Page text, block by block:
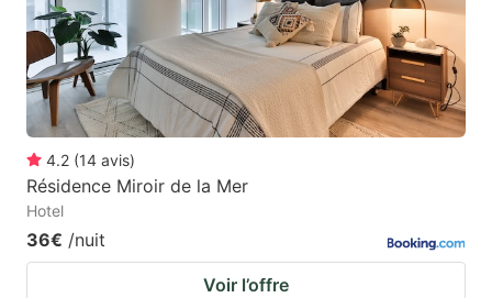
4.2 (14 avis)
Résidence Miroir de la Mer
Hotel
36€ /nuit
Voir l’offre